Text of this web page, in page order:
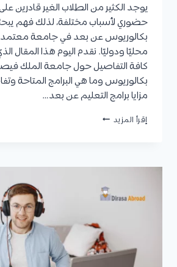
يوجد الكثير من الطلاب الغير قادرين
حضوري لأسباب مختلفة، لذلك فهم
بكالوريوس عن بعد في جامعة
محليًا ودوليًا. نقدم اليوم هذا المقال
كافة التفاصيل حول جامعة الملك
بكالوريوس وما هي البرامج المتاحة
مزايا برامج التعليم عن بعد…
إقرأ المزيد جامعة
بعد
التخصصات
المتاحة،
القبول،
والرسوم
الدراسية